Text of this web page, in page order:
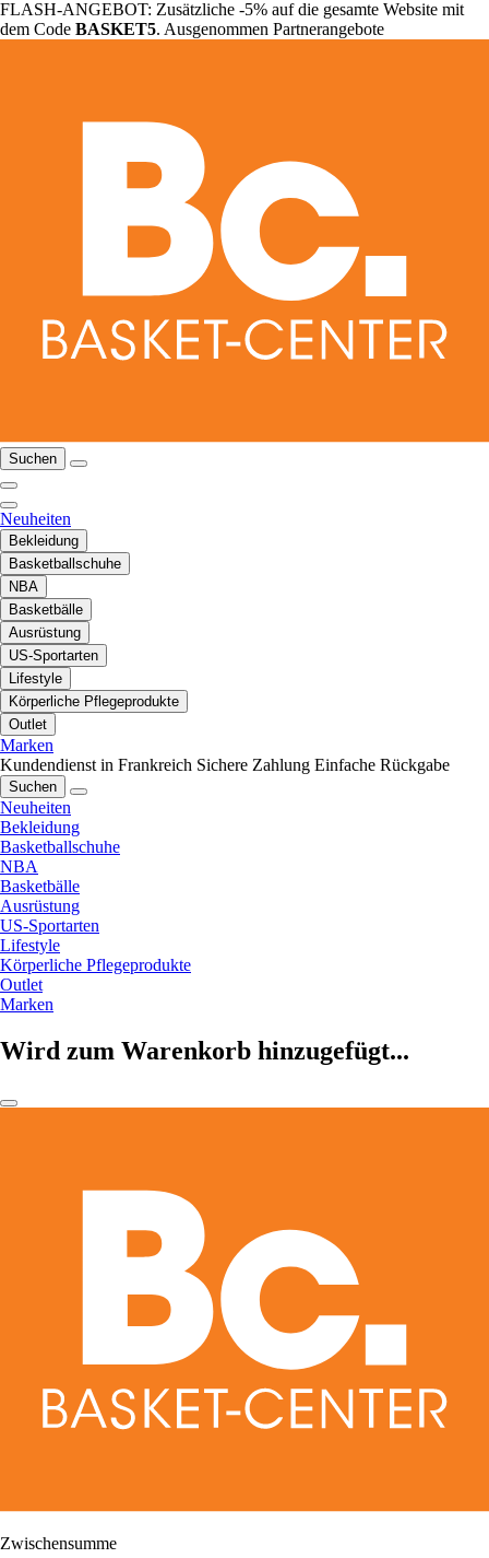
FLASH-ANGEBOT: Zusätzliche -5% auf die gesamte Website mit
dem Code BASKET5. Ausgenommen Partnerangebote
Suchen
Neuheiten
Bekleidung
Basketballschuhe
NBA
Basketbälle
Ausrüstung
US-Sportarten
Lifestyle
Körperliche Pflegeprodukte
Outlet
Marken
Kundendienst in Frankreich Sichere Zahlung Einfache Rückgabe
Suchen
Neuheiten
Bekleidung
Basketballschuhe
NBA
Basketbälle
Ausrüstung
US-Sportarten
Lifestyle
Körperliche Pflegeprodukte
Outlet
Marken
Wird zum Warenkorb hinzugefügt...
Zwischensumme